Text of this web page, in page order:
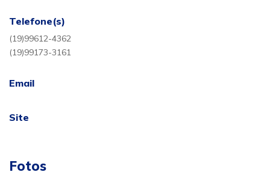
Telefone(s)
(19)99612-4362
(19)99173-3161
Email
Site
Fotos